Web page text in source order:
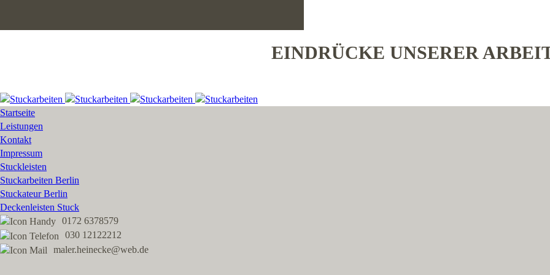
EINDRÜCKE UNSERER
Startseite
Leistungen
Kontakt
Impressum
Stuckleisten
Stuckarbeiten Berlin
Stuckateur Berlin
Deckenleisten Stuck
0172 6378579
030 12122212
maler.heinecke@web.de